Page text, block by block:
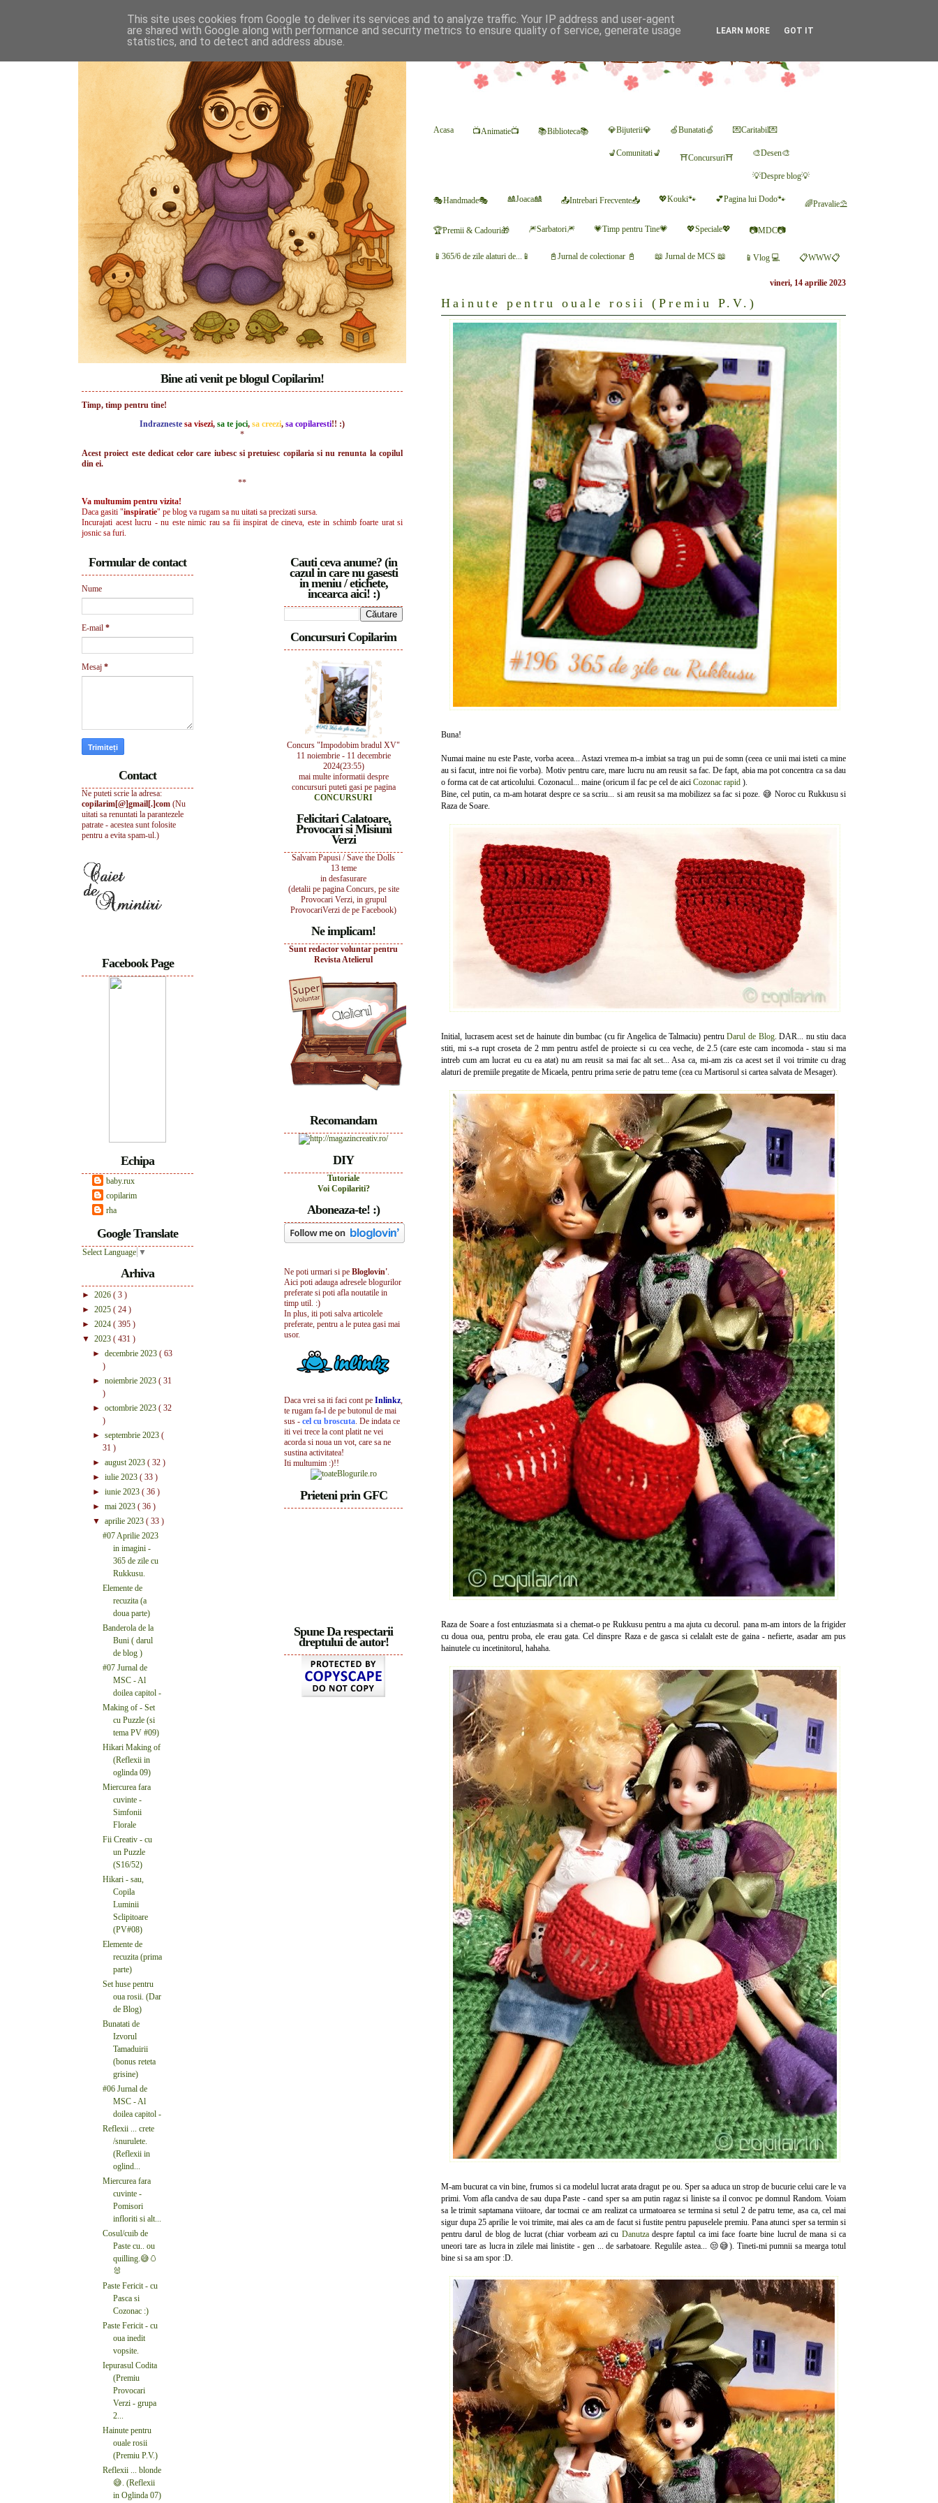
Acasa 📺Animatie📺 📚Biblioteca📚 💎Bijuterii💎 🍏Bunatati🍏 💌Caritabil💌
💺Comunitati💺 ⛩Concursuri⛩ 🎨Desen🎨
💡Despre blog💡
🎭Handmade🎭 🎎Joaca🎎 📤Intrebari Frecvente📥 💖Kouki🐾 💕Pagina lui Dodo🐾 🌈Pravalie⛱
🏆Premii & Cadouri🎁 🎆Sarbatori🎆 💗Timp pentru Tine💗 💖Speciale💖 📷MDC📷
📱365/6 de zile alaturi de...📱 📓Jurnal de colectionar 📓 📖 Jurnal de MCS 📖 📱Vlog 💻 📋WWW📋
vineri, 14 aprilie 2023
Hainute pentru ouale rosii (Premiu P.V.)
Buna!
Numai maine nu este Paste, vorba aceea... Astazi vremea m-a imbiat sa trag un pui de somn (ceea ce unii mai isteti ca mine
au si facut, intre noi fie vorba). Motiv pentru care, mare lucru nu am reusit sa fac. De fapt, abia ma pot concentra ca sa dau
o forma cat de cat articolului. Cozonacul... maine (oricum il fac pe cel de aici Cozonac rapid ).
Bine, cel putin, ca m-am hotarat despre ce sa scriu... si am reusit sa ma mobilizez sa fac si poze. 😅 Noroc cu Rukkusu si
Raza de Soare.
Initial, lucrasem acest set de hainute din bumbac (cu fir Angelica de Talmaciu) pentruDarul de Blog. DAR... nu stiu daca
stiti, mi s-a rupt croseta de 2 mm pentru astfel de proiecte si cu cea veche, de 2.5 (care este cam incomoda - stau si ma
intreb cum am lucrat eu cu ea atat) nu am reusit sa mai fac alt set... Asa ca, mi-am zis ca acest set il voi trimite cu drag
alaturi de premiile pregatite de Micaela, pentru prima serie de patru teme (cea cu Martisorul si cartea salvata de Mesager).
Raza de Soare a fost entuziasmata si a chemat-o pe Rukkusu pentru a ma ajuta cu decorul. pana m-am intors de la frigider
cu doua oua, pentru proba, ele erau gata. Cel dinspre Raza e de gasca si celalalt este de gaina - nefierte, asadar am pus
hainutele cu incetinitorul, hahaha.
M-am bucurat ca vin bine, frumos si ca modelul lucrat arata dragut pe ou. Sper sa aduca un strop de bucurie celui care le va
primi. Vom afla candva de sau dupa Paste - cand sper sa am putin ragaz si liniste sa il convoc pe domnul Random. Voiam
sa le trimit saptamana viitoare, dar tocmai ce am realizat ca urmatoarea se termina si setul 2 de patru teme, asa ca, cel mai
sigur dupa 25 aprilie le voi trimite, mai ales ca am de facut si fustite pentru papuselele premiu. Pana atunci sper sa termin si
pentru darul de blog de lucrat (chiar vorbeam azi cu Danutzadespre faptul ca imi face foarte bine lucrul de mana si ca
uneori tare as lucra in zilele mai linistite - gen ... de sarbatoare. Regulile astea... 😒😅). Tineti-mi pumnii sa mearga totul
bine si sa am spor :D.
Bine ati venit pe blogul Copilarim!
Timp, timp pentru tine!
Indrazneste sa visezi, sa te joci, sa creezi, sa copilaresti!! :)
*
Acest proiect este dedicat celor care iubesc si pretuiesc copilaria si nu renunta la copilul
din ei.
**
Va multumim pentru vizita!
Daca gasiti "inspiratie" pe blog va rugam sa nu uitati sa precizati sursa.
Incurajati acest lucru - nu este nimic rau sa fii inspirat de cineva, este in schimb foarte urat si
josnic sa furi.
Cauti ceva anume? (in
cazul in care nu gasesti
in meniu / etichete,
incearca aici! :)
Concursuri Copilarim
Concurs "Impodobim bradul XV"
11 noiembrie - 11 decembrie
2024(23:55)
mai multe informatii despre
concursuri puteti gasi pe pagina
CONCURSURI
Felicitari Calatoare,
Provocari si Misiuni
Verzi
Salvam Papusi / Save the Dolls
13 teme
in desfasurare
(detalii pe pagina Concurs, pe site
Provocari Verzi, in grupul
ProvocariVerzi de pe Facebook)
Ne implicam!
Sunt redactor voluntar pentru
Revista Atelierul
Recomandam
DIY
Tutoriale
Voi Copilariti?
Aboneaza-te! :)
Ne poti urmari si pe Bloglovin'.
Aici poti adauga adresele blogurilor
preferate si poti afla noutatile in
timp util. :)
In plus, iti poti salva articolele
preferate, pentru a le putea gasi mai
usor.
Daca vrei sa iti faci cont pe Inlinkz,
te rugam fa-l de pe butonul de mai
sus - cel cu broscuta. De indata ce
iti vei trece la cont platit ne vei
acorda si noua un vot, care sa ne
sustina activitatea!
Iti multumim :)!!
Prieteni prin GFC
Spune Da respectarii
dreptului de autor!
Formular de contact
Nume
E-mail *
Mesaj *
Contact
Ne puteti scrie la adresa:
copilarim[@]gmail[.]com (Nu
uitati sa renuntati la parantezele
patrate - acestea sunt folosite
pentru a evita spam-ul.)
Facebook Page
Echipa
baby.rux
copilarim
rha
Google Translate
Select Language ▼
Arhiva
► 2026 ( 3 )
► 2025 ( 24 )
► 2024 ( 395 )
▼ 2023 ( 431 )
► decembrie 2023 ( 63
)
► noiembrie 2023 ( 31
)
► octombrie 2023 ( 32
)
► septembrie 2023 (
31 )
► august 2023 ( 32 )
► iulie 2023 ( 33 )
► iunie 2023 ( 36 )
► mai 2023 ( 36 )
▼ aprilie 2023 ( 33 )
#07 Aprilie 2023
in imagini -
365 de zile cu
Rukkusu.
Elemente de
recuzita (a
doua parte)
Banderola de la
Buni ( darul
de blog )
#07 Jurnal de
MSC - Al
doilea capitol -
Making of - Set
cu Puzzle (si
tema PV #09)
Hikari Making of
(Reflexii in
oglinda 09)
Miercurea fara
cuvinte -
Simfonii
Florale
Fii Creativ - cu
un Puzzle
(S16/52)
Hikari - sau,
Copila
Luminii
Sclipitoare
(PV#08)
Elemente de
recuzita (prima
parte)
Set huse pentru
oua rosii. (Dar
de Blog)
Bunatati de
Izvorul
Tamaduirii
(bonus reteta
grisine)
#06 Jurnal de
MSC - Al
doilea capitol -
Reflexii ... crete
/snurulete.
(Reflexii in
oglind...
Miercurea fara
cuvinte -
Pomisori
infloriti si alt...
Cosul/cuib de
Paste cu.. ou
quilling.😅🥚
🐰
Paste Fericit - cu
Pasca si
Cozonac :)
Paste Fericit - cu
oua inedit
vopsite.
Iepurasul Codita
(Premiu
Provocari
Verzi - grupa
2...
Hainute pentru
ouale rosii
(Premiu P.V.)
Reflexii ... blonde
😅. (Reflexii
in Oglinda 07)
This site uses cookies from Google to deliver its services and to analyze traffic. Your IP address and user-agent
are shared with Google along with performance and security metrics to ensure quality of service, generate usage
statistics, and to detect and address abuse.
LEARN MORE GOT IT